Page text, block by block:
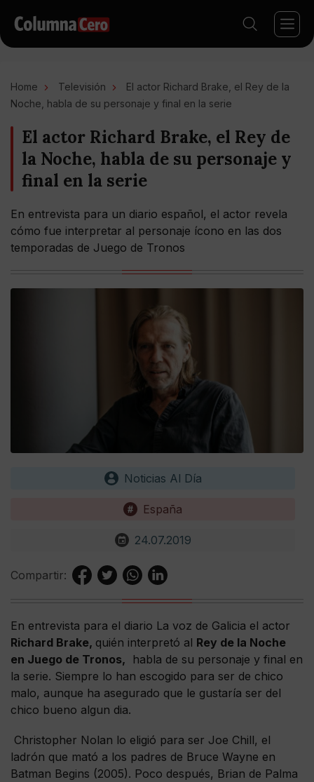
Home Televisión
El actor Richard Brake, el Rey de la
Noche, habla de su personaje y final en la serie
El actor Richard Brake, el Rey de
la Noche, habla de su personaje y
final en la serie
En entrevista para un diario español, el actor revela
cómo fue interpretar al personaje ícono en las dos
temporadas de Juego de Tronos
Noticias Al Día
España
24.07.2019
Compartir:
En entrevista para el diario La voz de Galicia el actor
Richard Brake, quién interpretó al Rey de la Noche
en Juego de Tronos, habla de su personaje y final en
la serie. Siempre lo han escogido para ser de chico
malo, aunque ha asegurado que le gustaría ser del
chico bueno algun dia.
Christopher Nolan lo eligió para ser Joe Chill, el
ladrón que mató a los padres de Bruce Wayne en
Batman Begins (2005). Poco después, Brian de Palma